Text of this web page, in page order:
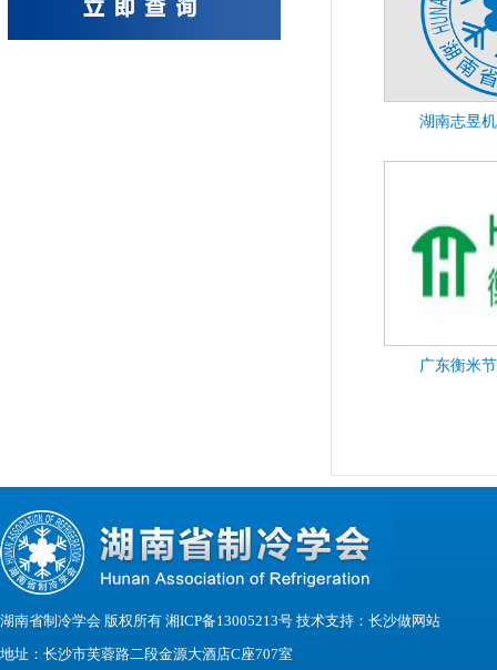
湖南志昱
广东衡米
湖南省制冷学会 版权所有 湘ICP备13005213号 技术支持： 长沙做网站
地址：长沙市芙蓉路二段金源大酒店C座707室